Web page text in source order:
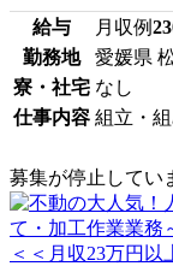
給与 月収例
勤務地
愛媛県
寮・社宅 なし
仕事内容 組立・
募集が停止してい